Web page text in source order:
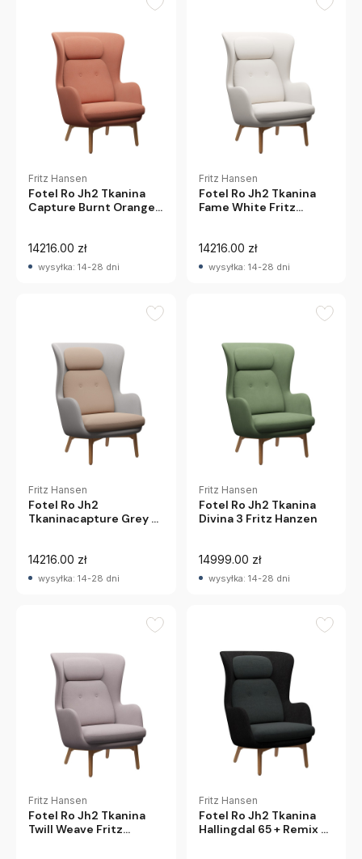
Fritz Hansen
Fotel Ro Jh2 Tkanina
Capture Burnt Orange
14216.00 zł
wysyłka: 14-28 dni
Fritz Hansen
Fotel Ro Jh2 Tkanina
Fame White Fritz
14216.00 zł
wysyłka: 14-28 dni
Fritz Hansen
Fotel Ro Jh2
Tkaninacapture Grey +
14216.00 zł
wysyłka: 14-28 dni
Fritz Hansen
Fotel Ro Jh2 Tkanina
Divina 3 Fritz Hanzen
14999.00 zł
wysyłka: 14-28 dni
Fritz Hansen
Fotel Ro Jh2 Tkanina
Twill Weave Fritz
Fritz Hansen
Fotel Ro Jh2 Tkanina
Hallingdal 65 + Remix 3